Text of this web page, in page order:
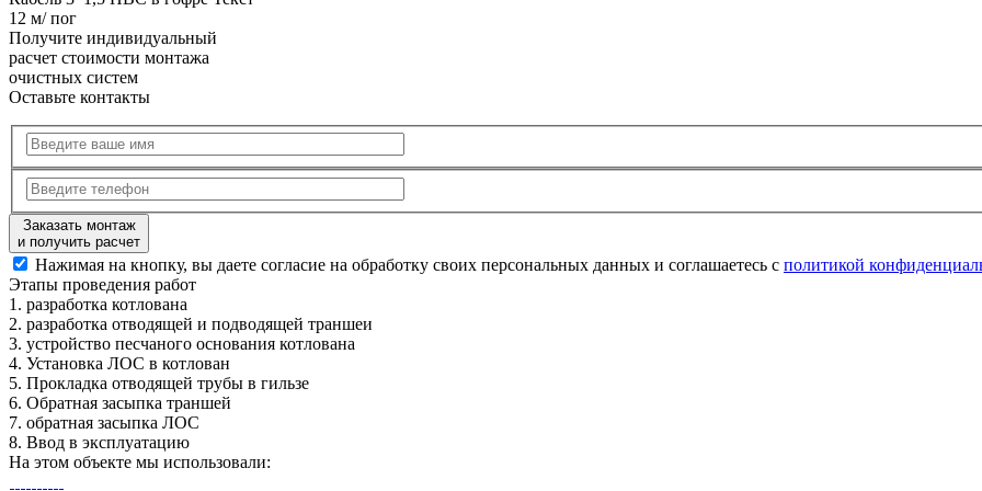
12 м/ пог
Получите индивидуальный
расчет стоимости монтажа
очистных систем
Оставьте контакты
Заказать монтаж
и получить расчет
Нажимая на кнопку, вы даете согласие на обработку своих персональных данных и соглашаетесь с политикой
Этапы проведения работ
1. разработка котлована
2. разработка отводящей и подводящей траншеи
3. устройство песчаного основания котлована
4. Установка ЛОС в котлован
5. Прокладка отводящей трубы в гильзе
6. Обратная засыпка траншей
7. обратная засыпка ЛОС
8. Ввод в эксплуатацию
На этом объекте мы использовали: